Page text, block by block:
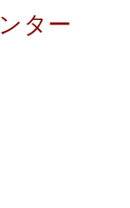
ター